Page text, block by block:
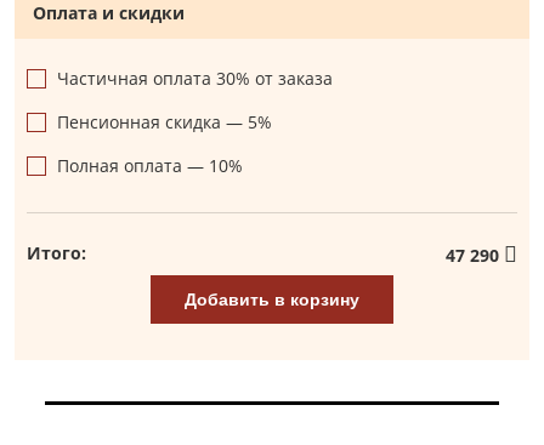
Оплата и скидки
Частичная оплата 30% от заказа
Пенсионная скидка — 5%
Полная оплата — 10%
Итого: 47 290
Добавить в корзину